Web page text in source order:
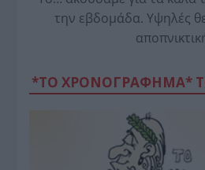
την εβδομάδα. Υψηλές
*ΤΟ ΧΡΟΝΟΓΡΑΦΗΜΑ*